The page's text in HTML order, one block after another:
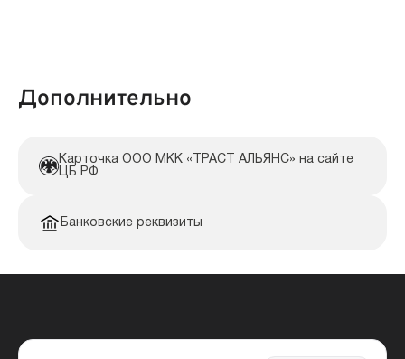
Дополнительно
Карточка ООО МКК «ТРАСТ АЛЬЯНС» на сайте
ЦБ РФ
Банковские реквизиты